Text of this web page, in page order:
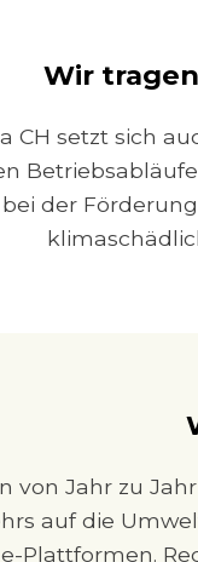
Wir
CH setzt sich
der
von Jahr zu
auf die
Plattformen.